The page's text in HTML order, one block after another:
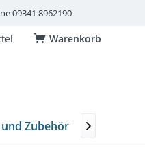
09341 8962190
Warenkorb
Zubehör Plurafit
